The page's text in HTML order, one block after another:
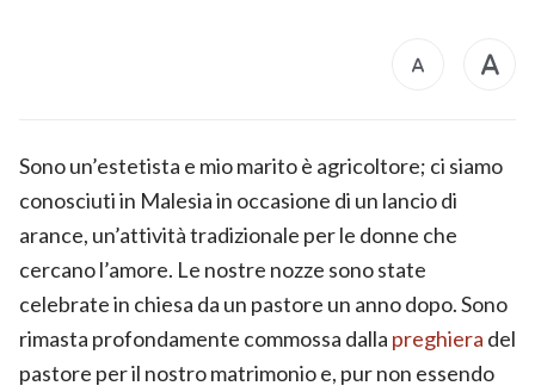
Sono un’estetista e mio marito è agricoltore; ci siamo
conosciuti in Malesia in occasione di un lancio di
arance, un’attività tradizionale per le donne che
cercano l’amore. Le nostre nozze sono state
celebrate in chiesa da un pastore un anno dopo. Sono
rimasta profondamente commossa dalla preghiera del
pastore per il nostro matrimonio e, pur non essendo